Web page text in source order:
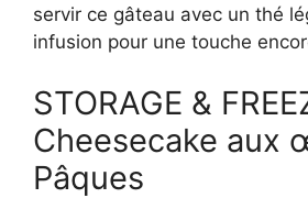
servir ce gâteau avec un thé
infusion pour une touche
STORAGE &
Cheesecake aux
Pâques